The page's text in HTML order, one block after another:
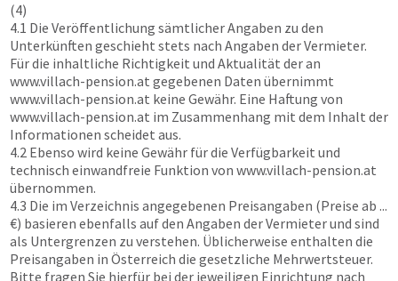
(4)
4.1 Die Veröffentlichung sämtlicher Angaben zu den
Unterkünften geschieht stets nach Angaben der Vermieter.
Für die inhaltliche Richtigkeit und Aktualität der an
www.villach-pension.at gegebenen Daten übernimmt
www.villach-pension.at keine Gewähr. Eine Haftung von
www.villach-pension.at im Zusammenhang mit dem Inhalt der
Informationen scheidet aus.
4.2 Ebenso wird keine Gewähr für die Verfügbarkeit und
technisch einwandfreie Funktion von www.villach-pension.at
übernommen.
4.3 Die im Verzeichnis angegebenen Preisangaben (Preise ab ...
€) basieren ebenfalls auf den Angaben der Vermieter und sind
als Untergrenzen zu verstehen. Üblicherweise enthalten die
Preisangaben in Österreich die gesetzliche Mehrwertsteuer.
Bitte fragen Sie hierfür bei der jeweiligen Einrichtung nach